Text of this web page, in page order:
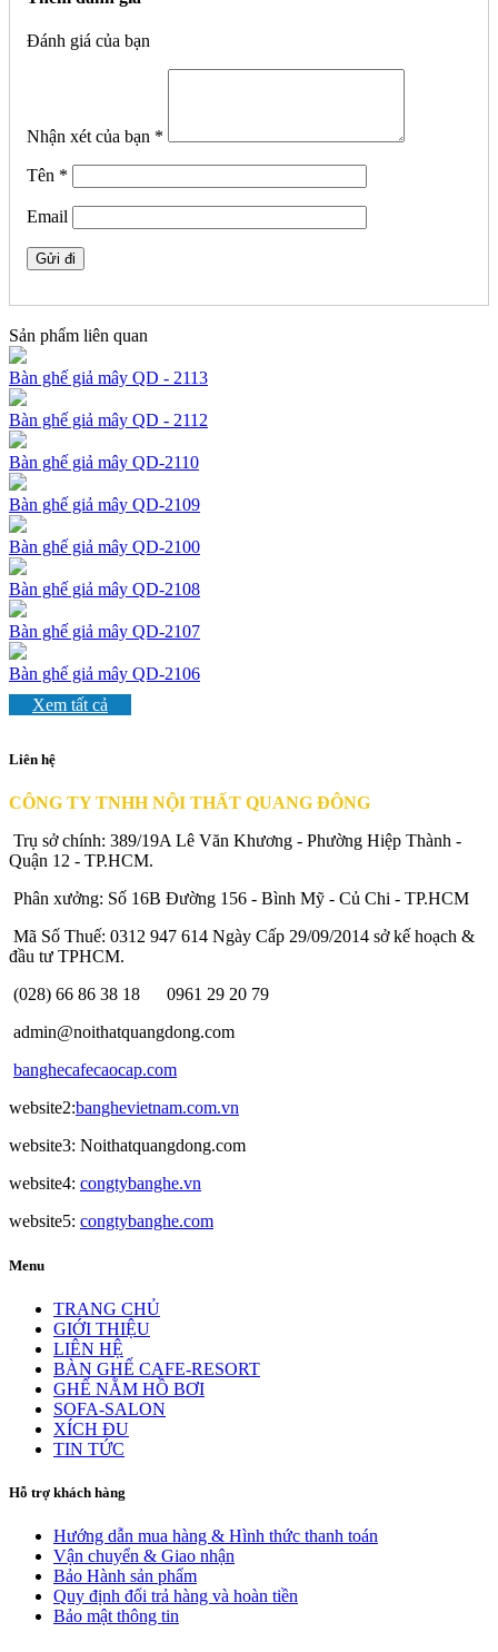
Đánh giá của bạn
Nhận xét của bạn *
Tên *
Email
Sản phẩm liên quan
Bàn ghế giả mây QD - 2113
Bàn ghế giả mây QD - 2112
Bàn ghế giả mây QD-2110
Bàn ghế giả mây QD-2109
Bàn ghế giả mây QD-2100
Bàn ghế giả mây QD-2108
Bàn ghế giả mây QD-2107
Bàn ghế giả mây QD-2106
Xem tất cả
Liên hệ
CÔNG TY TNHH NỘI THẤT QUANG ĐÔNG
Trụ sở chính: 389/19A Lê Văn Khương - Phường Hiệp Thành -
Quận 12 - TP.HCM.
Phân xưởng: Số 16B Đường 156 - Bình Mỹ - Củ Chi - TP.HCM
Mã Số Thuế: 0312 947 614 Ngày Cấp 29/09/2014 sở kế hoạch &
đầu tư TPHCM.
(028) 66 86 38 18
0961 29 20 79
admin@noithatquangdong.com
banghecafecaocap.com
website2:banghevietnam.com.vn
website3: Noithatquangdong.com
website4: congtybanghe.vn
website5: congtybanghe.com
Menu
TRANG CHỦ
GIỚI THIỆU
LIÊN HỆ
BÀN GHẾ CAFE-RESORT
GHẾ NẰM HỒ BƠI
SOFA-SALON
XÍCH ĐU
TIN TỨC
Hỗ trợ khách hàng
Hướng dẫn mua hàng & Hình thức thanh toán
Vận chuyển & Giao nhận
Bảo Hành sản phẩm
Quy định đổi trả hàng và hoàn tiền
Bảo mật thông tin